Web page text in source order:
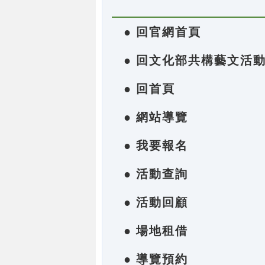
● 回官網首頁
● 回文化部共構藝文活
● 回首頁
● 網站導覽
● 我要報名
● 活動查詢
● 活動回顧
● 場地租借
● 導覽預約